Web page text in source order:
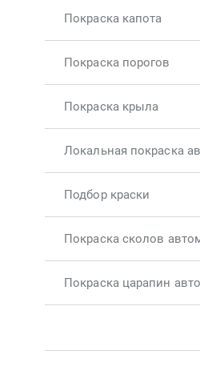
Покраска капота
Покраска порогов
Покраска крыла
Локальная покраска
Подбор краски
Покраска сколов
Покраска царапин